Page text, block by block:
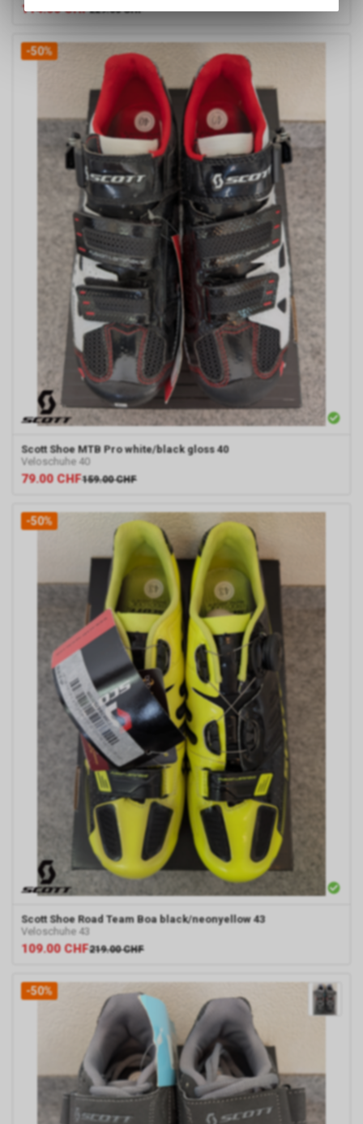
114.00 CHF229.00 CHF
-50%
Scott Shoe MTB Pro white/black gloss 40
Veloschuhe 40
79.00 CHF159.00 CHF
-50%
Scott Shoe Road Team Boa black/neonyellow 43
Veloschuhe 43
109.00 CHF219.00 CHF
-50%
des Warenkorbs, zu
dass die gespeicherten Daten
keinerlei Rückschlüsse auf Ihre
persönlichen Informationen
zulassen.